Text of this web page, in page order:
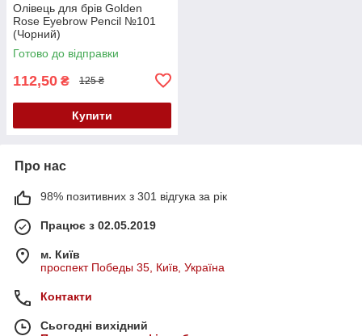
Олівець для брів Golden
Rose Eyebrow Pencil №101
(Чорний)
Готово до відправки
112,50 ₴ 125 ₴
Купити
Про нас
98% позитивних з 301 відгука за рік
Працює з 02.05.2019
м. Київ
проспект Победы 35, Київ, Україна
Контакти
Сьогодні вихідний